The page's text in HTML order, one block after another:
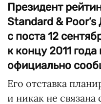
Президент
Standard &
с поста 12
к концу 2011
официально
Его отставка
и никак не связана